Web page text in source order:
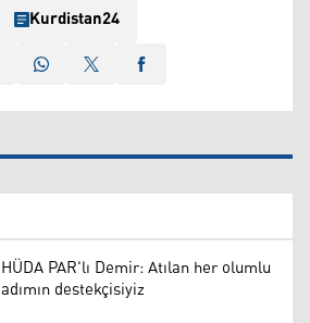
Kurdistan24
HÜDA PAR'lı Demir: Atılan her olumlu
adımın destekçisiyiz